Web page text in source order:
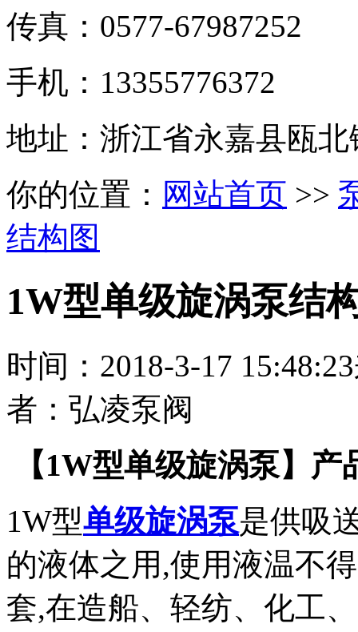
传真：0577-67987252
手机：13355776372
地址：浙江省永嘉县瓯
你的位置： 网站首页 >>
结构图
1W型单级旋涡泵结
时间： 2018-3-17 15:48:23
者： 弘凌泵阀
【1W型单级旋涡泵】产
1W型单级旋涡泵是供吸
的液体之用,使用液温不
套,在造船、轻纺、化工